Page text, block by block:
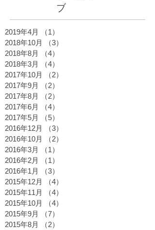
ブ
2019年4月 （1）
2018年10月
（3）
2018年8月
（4）
2018年3月
（4）
2017年10月
（2）
2017年9月
（2）
2017年8月
（2）
2017年6月
（4）
2017年5月
（5）
2016年12月
（3）
2016年10月
（2）
2016年3月
（1）
2016年2月
（1）
2016年1月
（3）
2015年12月
（4）
2015年11月
（4）
2015年10月
（4）
2015年9月
（7）
2015年8月
（2）